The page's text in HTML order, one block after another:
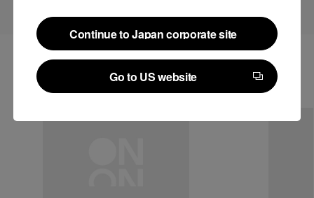
Continue to Japan corporate site
Continue to Japan corporate site
Go to US website
Go to US website
関連記事